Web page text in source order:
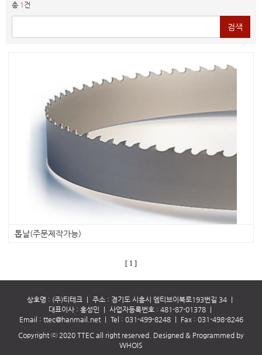
총 1 건
검색
톱날(주문제작가능)
[ 1 ]
상호명 : (주)티테크 주소 : 경기도 시흥시 엠티브이북로193번길 34
대표이사 : 홍성민
사업자등록번호 : 481-87-01378｜
Email : ttec@hanmail.net｜ Tel : 031-499-8248｜
Fax : 031-498-8246
Copyright ⓒ 2020 TTEC all right reserved. Designed & Programmed by
WHOIS